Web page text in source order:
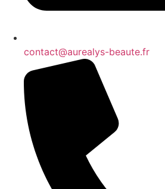
contact@aurealys-beaute.fr